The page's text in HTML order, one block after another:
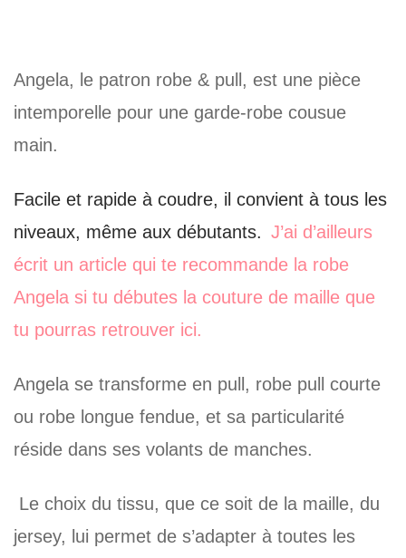
Angela, le patron robe & pull, est une pièce
intemporelle pour une garde-robe cousue
main.
Facile et rapide à coudre, il convient à tous les
niveaux, même aux débutants. J’ai d’ailleurs
écrit un article qui te recommande la robe
Angela si tu débutes la couture de maille que
tu pourras retrouver ici.
Angela se transforme en pull, robe pull courte
ou robe longue fendue, et sa particularité
réside dans ses volants de manches.
Le choix du tissu, que ce soit de la maille, du
jersey, lui permet de s’adapter à toutes les